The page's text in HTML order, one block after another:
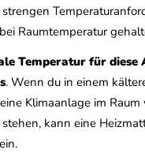
Raumtemperatur
Temperatur für diese
. Wenn du in einem
Klimaanlage im Raum
kann eine